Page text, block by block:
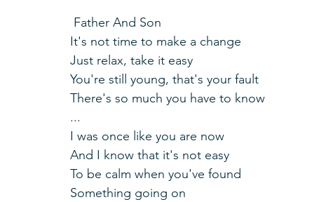
Father And Son
It's not time to make a change
Just relax, take it easy
You're still young, that's your fault
There's so much you have to know
...
I was once like you are now
And I know that it's not easy
To be calm when you've found
Something going on